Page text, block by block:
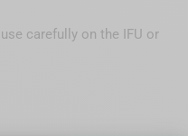
carefully on the IFU or